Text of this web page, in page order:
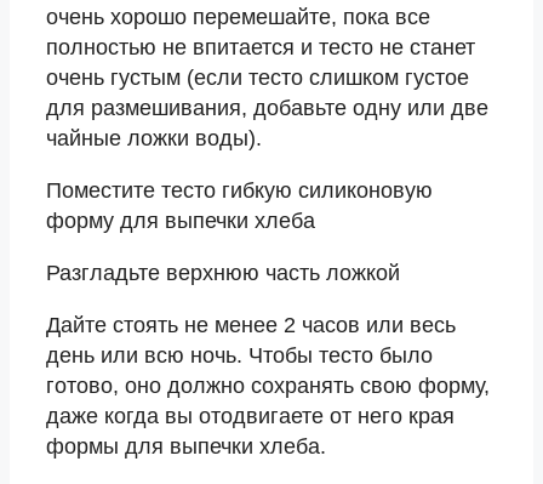
очень хорошо перемешайте, пока все
полностью не впитается и тесто не станет
очень густым (если тесто слишком густое
для размешивания, добавьте одну или две
чайные ложки воды).
Поместите тесто гибкую силиконовую
форму для выпечки хлеба
Разгладьте верхнюю часть ложкой
Дайте стоять не менее 2 часов или весь
день или всю ночь. Чтобы тесто было
готово, оно должно сохранять свою форму,
даже когда вы отодвигаете от него края
формы для выпечки хлеба.